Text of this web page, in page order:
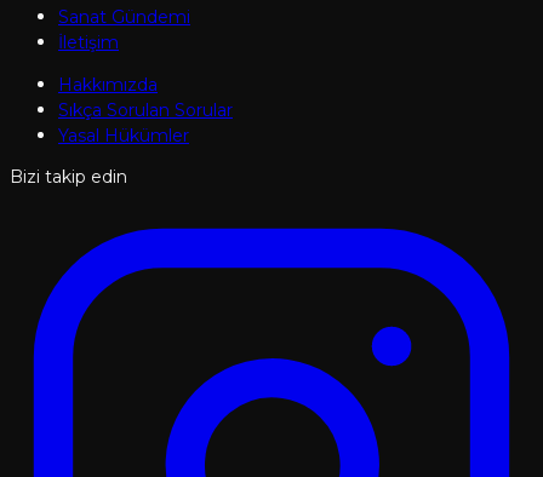
Sanat Gündemi
İletişim
Hakkımızda
Sıkça Sorulan Sorular
Yasal Hükümler
Bizi takip edin